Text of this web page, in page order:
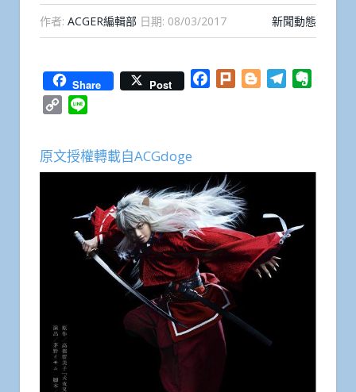
作者: ACGER編輯部 日期: 08/03/2017 新聞動態
Share Post Facebook
Plurk BloggerTelegram
Copy
原文授權轉載自ACGdoge